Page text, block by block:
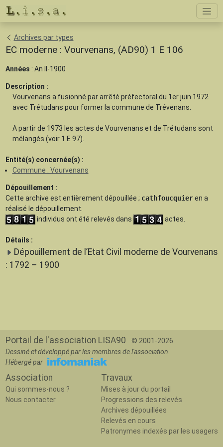
Archives par types
EC moderne : Vourvenans, (AD90) 1 E 106
Années : An II-1900
Description :
Vourvenans a fusionné par arrêté préfectoral du 1er juin 1972
avec Trétudans pour former la commune de Trévenans.
A partir de 1973 les actes de Vourvenans et de Trétudans sont
mélangés (voir 1 E 97).
Entité(s) concernée(s) :
Commune : Vourvenans
Dépouillement :
Cette archive est entièrement dépouillée ; cathfoucquieren a
réalisé le dépouillement.
individus ont été relevés dans
actes.
Détails :
Dépouillement de l’Etat Civil moderne de Vourvenans
: 1792 – 1900
Portail de l'association LISA90
© 2001-2026
Dessiné et développé par les membres de l'association.
Hébergé par
Association
Qui sommes-nous ?
Nous contacter
Travaux
Mises à jour du portail
Progressions des relevés
Archives dépouillées
Relevés en cours
Patronymes indexés par les usagers